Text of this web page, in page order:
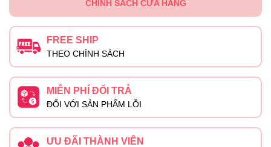
CHÍNH SÁCH CỬA HÀNG
FREE SHIP
THEO CHÍNH SÁCH
MIỄN PHÍ ĐỔI TRẢ
ĐỐI VỚI SẢN PHẨM LỖI
ƯU ĐÃI THÀNH VIÊN